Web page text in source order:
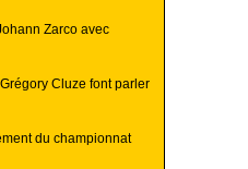
Zarco avec
Cluze font parler
du championnat